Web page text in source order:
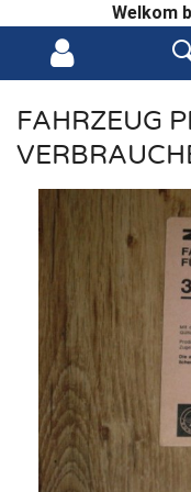
Welkom
FAHRZEUG